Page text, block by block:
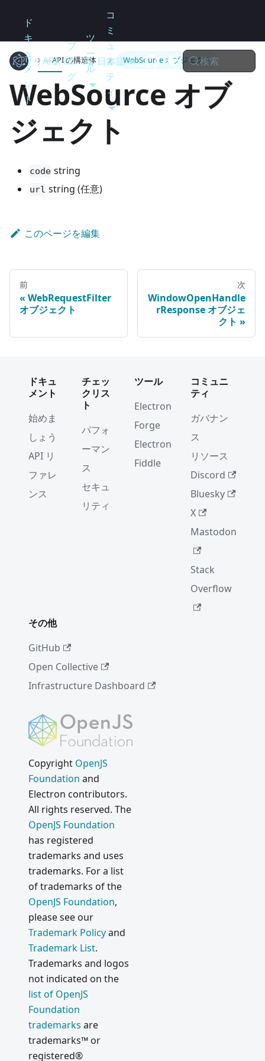
Electron
ド
キ
ュ
メ
ン
ト
API
ブ
ロ
グ
ツ
ー
ル
コ
ミ
ュ
ニ
テ
ィ
リリース 日本語 検索
API の構造体 WebSource オブジェクト
WebSource オブ
ジェクト
code string
url string (任意)
このページを編集
前
WebRequestFilter
オブジェクト
次
WindowOpenHandle
rResponse オブジェ
クト
ドキュ
メント
始めま
しょう
API リ
ファレ
ンス
チェッ
クリス
ト
パフォ
ーマン
ス
セキュ
リティ
ツール
Electron
Forge
Electron
Fiddle
コミュニ
ティ
ガバナン
ス
リソース
Discord
Bluesky
X
Mastodon
Stack
Overflow
その他
GitHub
Open Collective
Infrastructure Dashboard
Copyright OpenJS
Foundation and
Electron contributors.
All rights reserved. The
OpenJS Foundation
has registered
trademarks and uses
trademarks. For a list
of trademarks of the
OpenJS Foundation,
please see our
Trademark Policyand
Trademark List.
Trademarks and logos
not indicated on the
list of OpenJS
Foundation
trademarks are
trademarks™ or
registered®